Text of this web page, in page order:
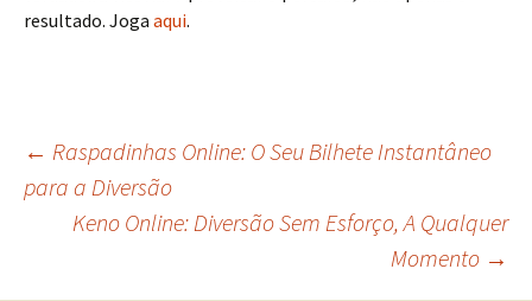
resultado. Joga aqui.
Navegação
← Raspadinhas Online: O Seu Bilhete Instantâneo
para a Diversão
Keno Online: Diversão Sem Esforço, A Qualquer
Momento →